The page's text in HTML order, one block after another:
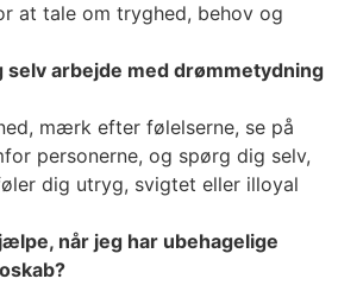
at tale om tryghed, behov og
selv arbejde med drømmetydning
mærk efter følelserne, se på
personerne, og spørg dig selv,
dig utryg, svigtet eller illoyal
når jeg har ubehagelige